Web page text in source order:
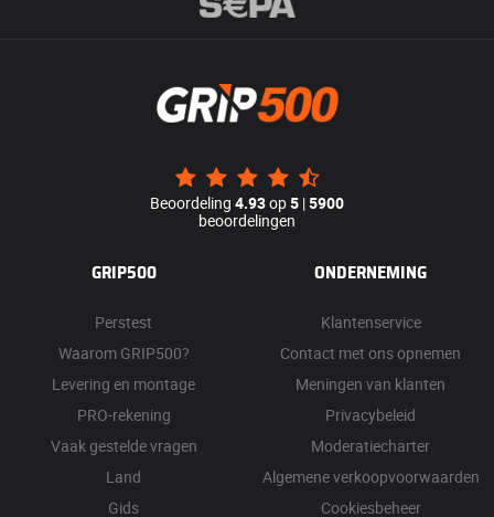
Beoordeling 4.93op5 |5900
beoordelingen
GRIP500
Perstest
Waarom GRIP500?
Levering en montage
PRO-rekening
Vaak gestelde vragen
Land
Gids
ONDERNEMING
Klantenservice
Contact met ons opnemen
Meningen van klanten
Privacybeleid
Moderatiecharter
Algemene verkoopvoorwaarden
Cookiesbeheer